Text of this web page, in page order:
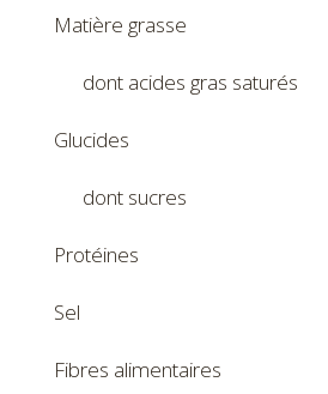
Matière grasse
dont acides gras saturés
Glucides
dont sucres
Protéines
Sel
Fibres alimentaires